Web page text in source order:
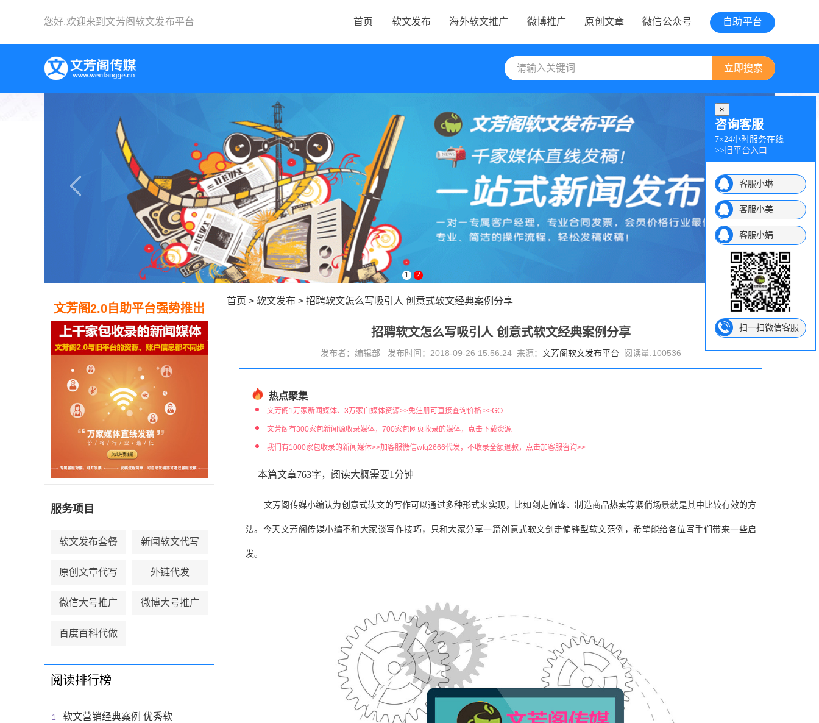
您好,欢迎来到 文芳阁软文发布平台 自助平台
微信公众号
原创文章
微博推广
海外软文推广
软文发布
首页
×
咨询客服
7×24小时服务在线
>> 旧平台入口
客服小琳
客服小美
客服小娟
扫一扫微信客服
1 2
文芳阁2.0自助平台强势推出
服务项目
软文发布套餐 新闻软文代写
原创文章代写 外链代发
微信大号推广 微博大号推广
百度百科代做
阅读排行榜
软文营销经典案例 优秀软
首页 > 软文发布 > 招聘软文怎么写吸引人 创意式软文经典案例分享
招聘软文怎么写吸引人 创意式软文经典案例分享
发布者：编辑部 发布时间：2018-09-26 15:56:24 来源： 文芳阁软文发布平台 阅读量:100536
热点聚集
文芳阁1万家新闻媒体、3万家自媒体资源>>免注册可直接查询价格 >>GO
文芳阁有300家包新闻源收录媒体，700家包网页收录的媒体，点击下载资源
我们有1000家包收录的新闻媒体>>加客服微信wfg2666代发，不收录全额退款，点击加客服咨询>>
本篇文章763字，阅读大概需要1分钟
文芳阁传媒小编认为创意式软文的写作可以通过多种形式来实现，比如剑走偏锋、制造商品热卖等紧俏场景就是其中比较有效的方
法。今天文芳阁传媒小编不和大家谈写作技巧，只和大家分享一篇创意式软文剑走偏锋型软文范例，希望能给各位写手们带来一些启
发。